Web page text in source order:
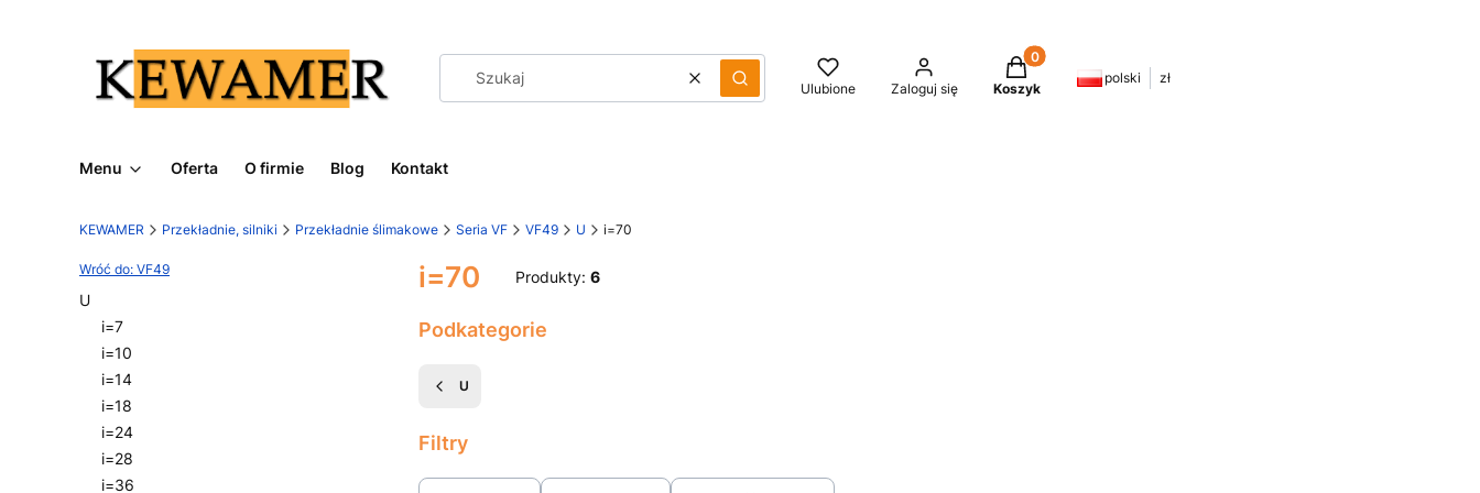
WyczyśćSzukaj Ulubione Zaloguj się
Produkty w koszyku: 0. Zobacz szczegóły
Koszyk
polski zł
Menu Oferta O firmie Blog Kontakt
KEWAMER Przekładnie, silniki Przekładnie ślimakowe Seria VF VF49 U i=70
Wróć do: VF49
U
i=7
i=10
i=14
i=18
i=24
i=28
i=36
i=70 Produkty: 6
Podkategorie
U
Filtry